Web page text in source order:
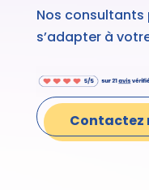
Nos
s’adapter à
Contactez